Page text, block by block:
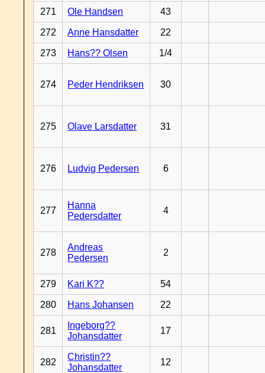
271 Ole Handsen 43
272 Anne Hansdatter 22
273 Hans?? Olsen 1/4
274 Peder Hendriksen 30
275 Olave Larsdatter 31
276 Ludvig Pedersen 6
277
Hanna
Pedersdatter
4
278
Andreas
Pedersen
2
279 Kari K?? 54
280 Hans Johansen 22
281
Ingeborg??
Johansdatter
17
282
Christin??
Johansdatter
12